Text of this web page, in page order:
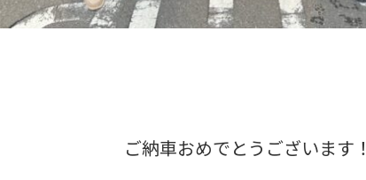
ご納車おめでとうございます！